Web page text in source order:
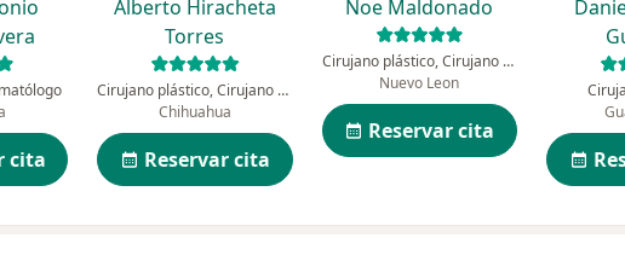
cita
Alberto Hiracheta
Torres
Cirujano plástico, Cirujano estético y cosmético
Chihuahua
Reservar cita
Noe Maldonado
Cirujano plástico, Cirujano estético y cosmético
Nuevo Leon
Reservar cita